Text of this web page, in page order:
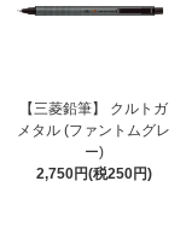
【三菱鉛筆】 クルトガ
メタル (ファントムグレ
ー)
2,750円(税250円)